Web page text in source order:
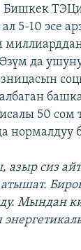
Бишкек
5-10 эсе
да
50 сом
нормалдуу
сиз
Мындан